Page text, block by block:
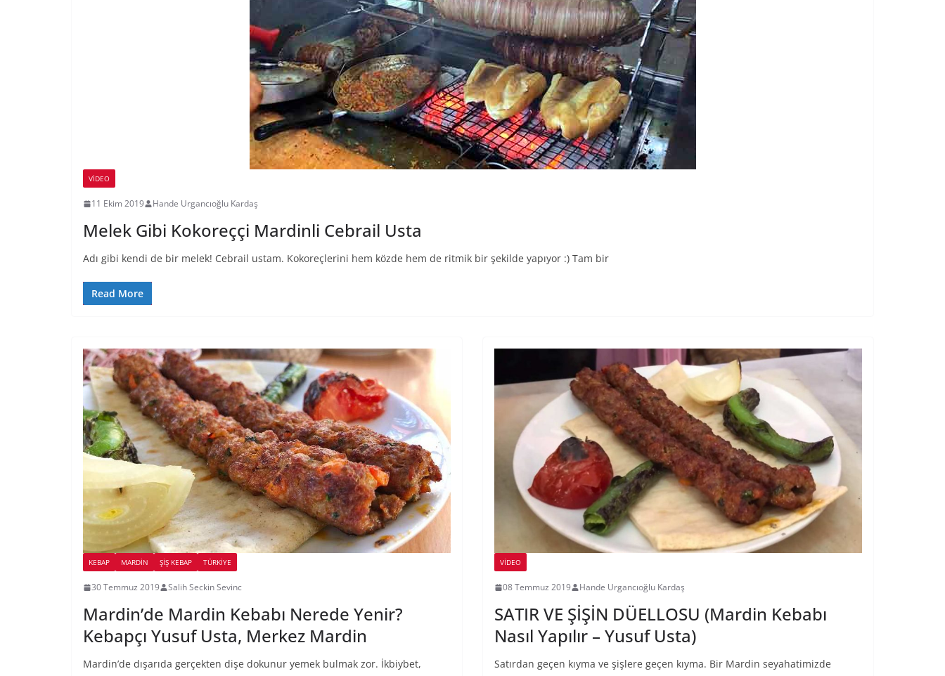
VIDEO
11 Ekim 2019 Hande Urgancıoğlu Kardaş
Melek Gibi Kokoreççi Mardinli Cebrail Usta
Adı gibi kendi de bir melek! Cebrail ustam. Kokoreçlerini hem közde hem de ritmik bir şekilde yapıyor :) Tam bir
Read More
KEBAP MARDIN ŞIŞ KEBAP TÜRKIYE
30 Temmuz 2019 Salih Seckin Sevinc
Mardin’de Mardin Kebabı Nerede Yenir?
Kebapçı Yusuf Usta, Merkez Mardin
Mardin’de dışarıda gerçekten dişe dokunur yemek bulmak zor. İkbiybet,
VIDEO
08 Temmuz 2019 Hande Urgancıoğlu Kardaş
SATIR VE ŞİŞİN DÜELLOSU (Mardin Kebabı
Nasıl Yapılır – Yusuf Usta)
Satırdan geçen kıyma ve şişlere geçen kıyma. Bir Mardin seyahatimizde